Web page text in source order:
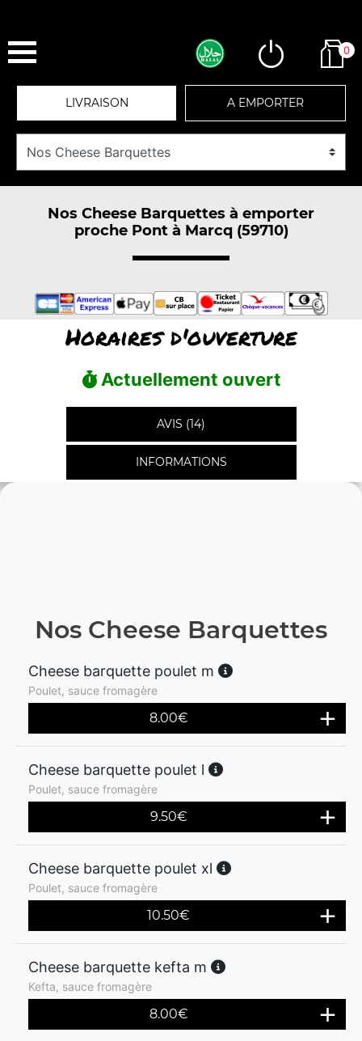
0
LIVRAISON A EMPORTER
Nos Cheese Barquettes à emporter
proche Pont à Marcq (59710)
Horaires d'ouverture
Actuellement ouvert
AVIS (14)
INFORMATIONS
Nos Cheese Barquettes
Cheese barquette poulet m
Poulet, sauce fromagère
8.00€
Cheese barquette poulet l
Poulet, sauce fromagère
9.50€
Cheese barquette poulet xl
Poulet, sauce fromagère
10.50€
Cheese barquette kefta m
Kefta, sauce fromagère
8.00€